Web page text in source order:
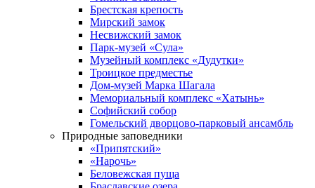
Брестская крепость
Мирский замок
Несвижский замок
Парк-музей «Сула»
Музейный комплекс «Дудутки»
Троицкое предместье
Дом-музей Марка Шагала
Мемориальный комплекс «Хатынь»
Софийский собор
Гомельский дворцово-парковый ансамбль
Природные заповедники
«Припятский»
«Нарочь»
Беловежская пуща